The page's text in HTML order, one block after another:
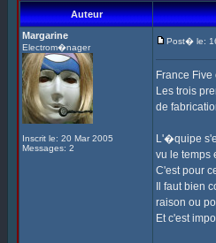
Auteur
Margarine
Electrom�nager
Inscrit le: 20 Mar 2005
Messages: 2
Post� le:
France
Les trois
de
L'�quipe
vu le temps
C'est pour
Il faut bien
raison ou
Et c'est